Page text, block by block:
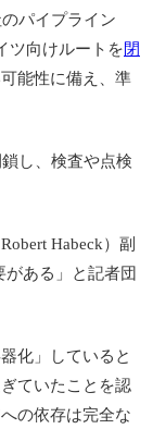
パイプライン
ツ向けルートを閉
能性に備え、準
し、検査や点検
Habeck）副
ある」と記者団
化」していると
ていたことを認
の依存は完全な